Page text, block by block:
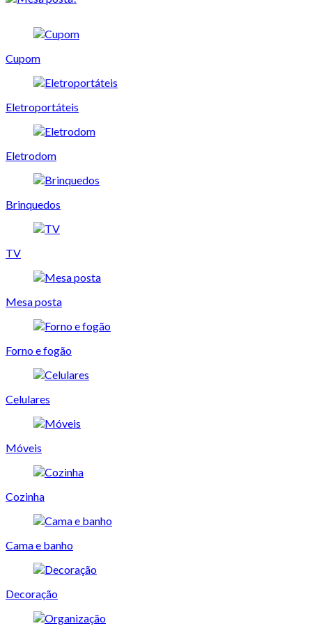
Cupom
Eletroportáteis
Eletrodom
Brinquedos
TV
Mesa posta
Forno e fogão
Celulares
Móveis
Cozinha
Cama e banho
Decoração